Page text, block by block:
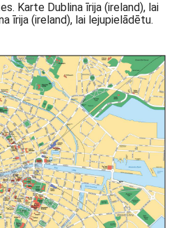
Karte Dublina īrija (ireland), lai
īrija (ireland), lai lejupielādētu.